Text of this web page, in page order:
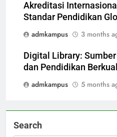
Akreditasi
Standar Pendidikan
admkampus
3 months
Digital Library:
dan Pendidikan
admkampus
5 months
Search